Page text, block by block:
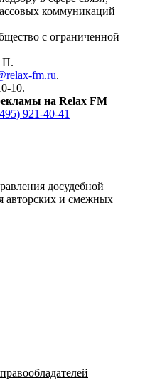
коммуникаций
с ограниченной
П.
fm.ru.
10.
на Relax FM
921-40-41
досудебной
авторских и смежных